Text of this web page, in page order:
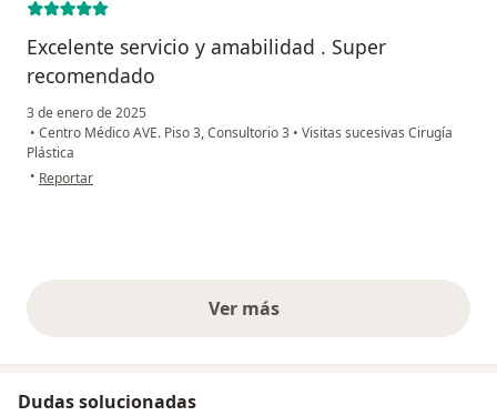
Excelente servicio y amabilidad . Super
recomendado
3 de enero de 2025
• Centro Médico AVE. Piso 3, Consultorio 3 • Visitas sucesivas Cirugía
Plástica
• en opinión del usuario Ana Lucero Cárdenas Treviño
Reportar
Ver másopiniones anteriores
Dudas solucionadas